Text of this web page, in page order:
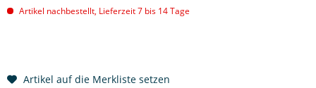
Artikel nachbestellt, Lieferzeit 7 bis 14 Tage
Artikel auf die Merkliste setzen